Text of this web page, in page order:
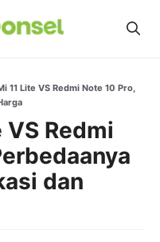
11 Lite VS Redmi Note 10 Pro,
Redmi
dan